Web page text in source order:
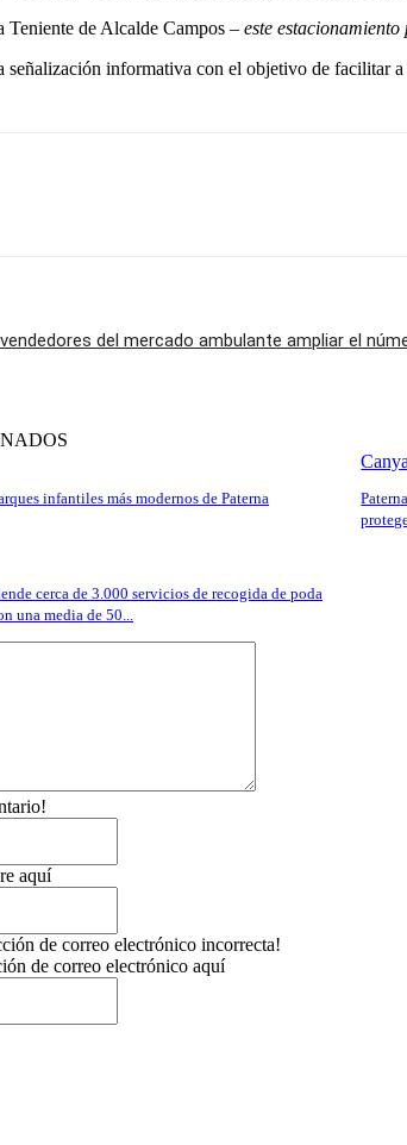
Teniente de Alcalde Campos – este
señalización informativa con el objetivo de facilitar
del mercado ambulante ampliar el
infantiles más modernos de Paterna
cerca de 3.000 servicios de recogida de poda
una media de 50...
aquí
de correo electrónico incorrecta!
de correo electrónico aquí